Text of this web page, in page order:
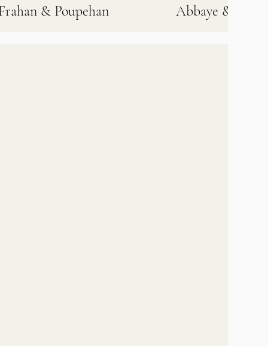
& Poupehan Abbaye &